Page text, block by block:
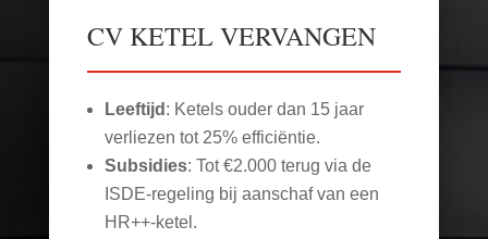
CV KETEL VERVANGEN
Leeftijd : Ketels ouder dan 15 jaar
verliezen tot 25% efficiëntie.
Subsidies: Tot €2.000 terug via de
ISDE-regeling bij aanschaf van een
HR++-ketel.